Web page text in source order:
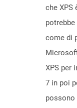
che XPS
come di
XPS per
7 in poi
possono